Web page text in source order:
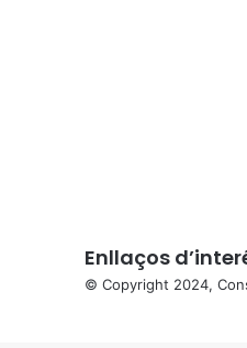
Enllaços
© Copyright 2024,